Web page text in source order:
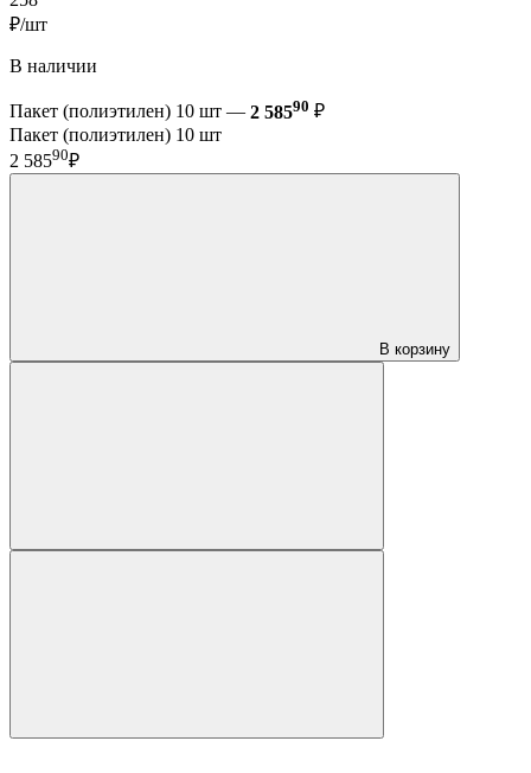
₽/шт
В наличии
Пакет (полиэтилен) 10 шт — 2 58590 ₽
Пакет (полиэтилен) 10 шт
2 58590₽
В корзину